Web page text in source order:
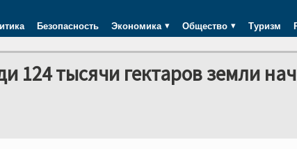
Безопасность Экономика Общество Туризм
124 тысячи гектаров земли